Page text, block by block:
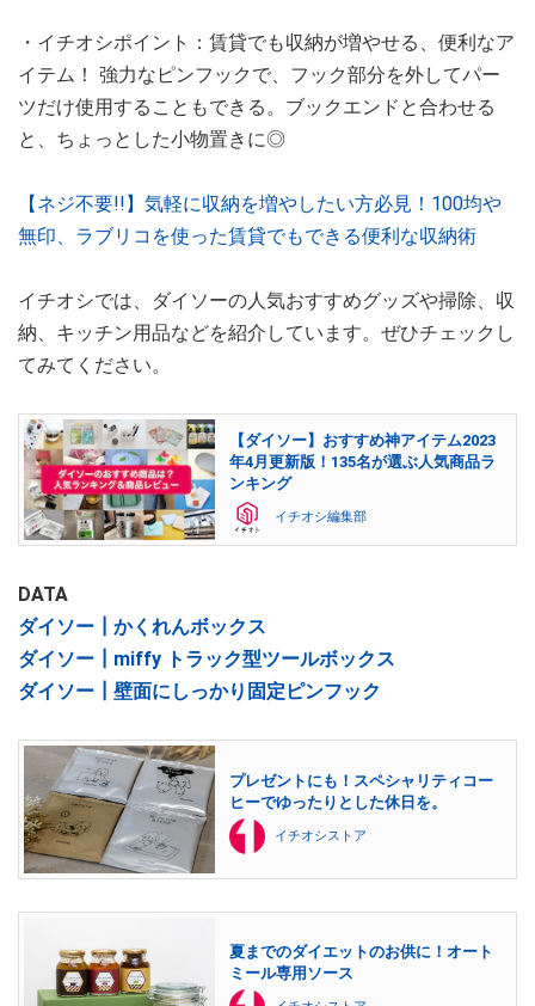
・イチオシポイント：賃貸でも収納が増やせる、便利なア
イテム！ 強力なピンフックで、フック部分を外してパー
ツだけ使用することもできる。ブックエンドと合わせる
と、ちょっとした小物置きに◎
【ネジ不要!!】気軽に収納を増やしたい方必見！100均や
無印、ラブリコを使った賃貸でもできる便利な収納術
イチオシでは、ダイソーの人気おすすめグッズや掃除、収
納、キッチン用品などを紹介しています。ぜひチェックし
てみてください。
【ダイソー】おすすめ神アイテム2023
年4月更新版！135名が選ぶ人気商品ラ
ンキング
イチオシ編集部
DATA
ダイソー┃かくれんボックス
ダイソー┃miffy トラック型ツールボックス
ダイソー┃壁面にしっかり固定ピンフック
プレゼントにも！スペシャリティコー
ヒーでゆったりとした休日を。
イチオシストア
夏までのダイエットのお供に！オート
ミール専用ソース